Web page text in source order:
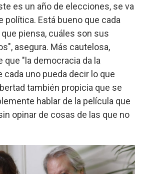
es un año de elecciones, se va
política. Está bueno que cada
piensa, cuáles son sus
asegura. Más cautelosa,
que "la democracia da la
cada uno pueda decir lo que
también propicia que se
hablar de la película que
opinar de cosas de las que no